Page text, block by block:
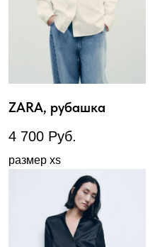
ZARA, рубашка
4 700 Руб.
размер xs